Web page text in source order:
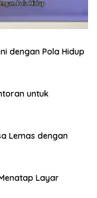
dengan Pola Hidup
untuk
Lemas dengan
Layar